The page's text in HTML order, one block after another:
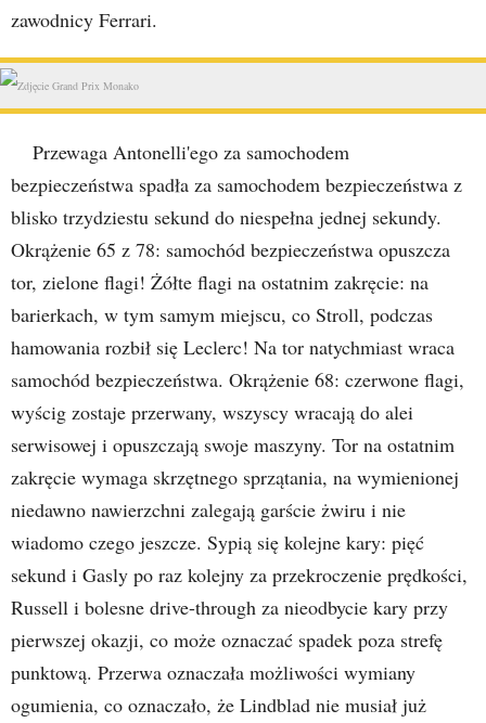
zawodnicy Ferrari.
Przewaga Antonelli'ego za samochodem
bezpieczeństwa spadła za samochodem bezpieczeństwa z
blisko trzydziestu sekund do niespełna jednej sekundy.
Okrążenie 65 z 78: samochód bezpieczeństwa opuszcza
tor, zielone flagi! Żółte flagi na ostatnim zakręcie: na
barierkach, w tym samym miejscu, co Stroll, podczas
hamowania rozbił się Leclerc! Na tor natychmiast wraca
samochód bezpieczeństwa. Okrążenie 68: czerwone flagi,
wyścig zostaje przerwany, wszyscy wracają do alei
serwisowej i opuszczają swoje maszyny. Tor na ostatnim
zakręcie wymaga skrzętnego sprzątania, na wymienionej
niedawno nawierzchni zalegają garście żwiru i nie
wiadomo czego jeszcze. Sypią się kolejne kary: pięć
sekund i Gasly po raz kolejny za przekroczenie prędkości,
Russell i bolesne drive-through za nieodbycie kary przy
pierwszej okazji, co może oznaczać spadek poza strefę
punktową. Przerwa oznaczała możliwości wymiany
ogumienia, co oznaczało, że Lindblad nie musiał już